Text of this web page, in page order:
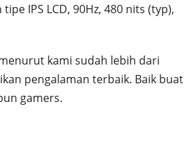
IPS LCD, 90Hz, 480 nits (typ),
kami sudah lebih dari
pengalaman terbaik. Baik buat
gamers.